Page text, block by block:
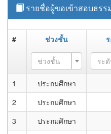
รายชื่อผู้ขอเข้าสอบธร
# ช่วงชั้น
ช่วงชั้น ระ
1 ประถมศึกษา
2
ประถมศึกษา
3
ประถมศึกษา